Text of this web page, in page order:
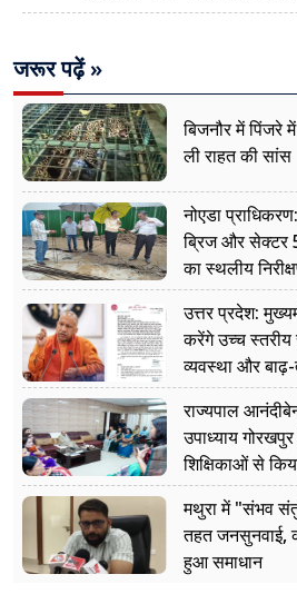
जरूर पढ़ें »
बिजनौर में पिंजरे
ली राहत की सांस
नोएडा
ब्रिज और सेक्टर
का स्थलीय
उत्तर प्रदेश:
करेंगे उच्च स्तरीय
व्यवस्था और बाढ़-
नजर
राज्यपाल
उपाध्याय
शिक्षिकाओं से
मथुरा में "संभव
तहत जनसुनवाई,
हुआ समाधान